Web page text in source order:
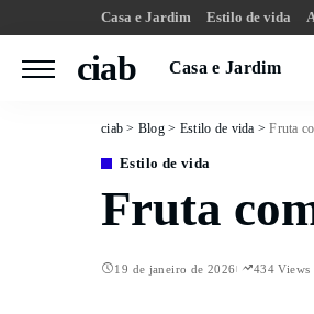
Casa e Jardim Estilo de vida
ciab Casa e Jardim
ciab > Blog > Estilo de vida >Fruta
Estilo de vida
Fruta
19 de janeiro de 2026 434 Views